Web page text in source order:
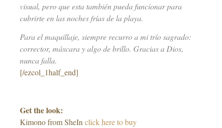
visual, pero que esta también pueda funcionar para
cubrirte en las noches frías de la playa.
Para el maquillaje, siempre recurro a mi trío sagrado:
corrector, máscara y algo de brillo. Gracias a Dios,
nunca falla.
[/ezcol_1half_end]
Get the look:
Kimono from SheIn click here to buy